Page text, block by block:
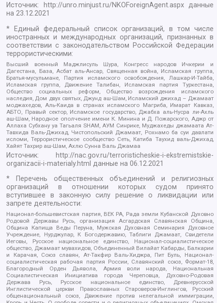
Источник: http://unro.minjust.ru/NKOForeignAgent.aspxданные
на23.12.2021
* Единый федеральный список организаций, в том числе
иностранных и международных организаций, признанных в
соответствии с законодательством Российской Федерации
террористическими:
Высший военный Маджлисуль Шура, Конгресс народов Ичкерии и
Дагестана, База, Асбат аль-Ансар, Священная война, Исламская группа,
Братья-мусульмане, Партия исламского освобождения, Лашкар-И-Тайба,
Исламская группа, Движение Талибан, Исламская партия Туркестана,
Общество социальных реформ, Общество возрождения исламского
наследия, Дом двух святых, Джунд аш-Шам, Исламский джихад – Джамаат
моджахедов, Аль-Каида в странах исламского Магриба, Имарат Кавказ,
АБТО, Правый сектор, Исламское государство, Джабха аль-Нусра ли-Ахль
аш-Шам, Народное ополчение имени К. Минина и Д. Пожарского, Аджр от
Аллаха Субхану уа Тагьаля SHAM, АУМ Синрике, Муджахеды джамаата Ат-
Тавхида Валь-Джихад, Чистопольский Джамаат, Рохнамо ба суи давлати
исломи, Террористическое сообщество Сеть, Катиба Таухид валь-Джихад,
Хайят Тахрир аш-Шам, Ахлю Сунна Валь Джамаа
Источник:
http://nac.gov.ru/terroristicheskie-i-ekstremistskie-
organizacii-i-materialy.html данные на06.12.2021
* Перечень общественных объединений и религиозных
организаций в отношении которых судом принято
вступившее в законную силу решение о ликвидации или
запрете деятельности:
Национал-большевистская партия, ВЕК РА, Рада земли Кубанской Духовно
Родовой Державы Русь, организация Асгардская Славянская Община,
Община Капища Веды Перуна, Мужская Духовная Семинария Духовное
Учреждение, Нурджулар, К Богодержавию, Таблиги Джамаат, Свидетели
Иеговы, Русское национальное единство, Национал-социалистическое
общество, Джамаат мувахидов, Объединенный Вилайат Кабарды, Балкарии
и Карачая, Союз славян, Ат-Такфир Валь-Хиджра, Пит Буль, Национал-
социалистическая рабочая партия России, Славянский союз, Формат-18,
Благородный Орден Дьявола, Армия воли народа, Национальная
Социалистическая Инициатива города Череповца, Духовно-Родовая
Держава Русь, Русское национальное единство, Древнерусской
Инглистической церкви Православных Староверов-Инглингов, Русский
общенациональный союз, Движение против нелегальной иммиграции,